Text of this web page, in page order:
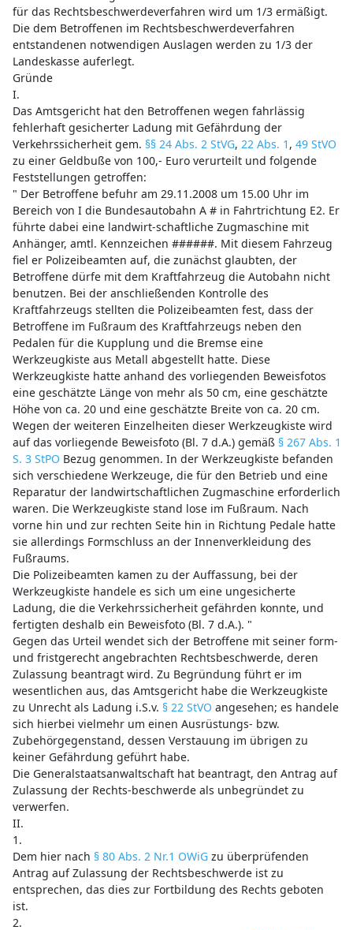
für das Rechtsbeschwerdeverfahren wird um 1/3 ermäßigt.
Die dem Betroffenen im Rechtsbeschwerdeverfahren
entstandenen notwendigen Auslagen werden zu 1/3 der
Landeskasse auferlegt.
Gründe
I.
Das Amtsgericht hat den Betroffenen wegen fahrlässig
fehlerhaft gesicherter Ladung mit Gefährdung der
Verkehrssicherheit gem. §§ 24 Abs. 2 StVG, 22 Abs. 1 , 49 StVO
zu einer Geldbuße von 100,- Euro verurteilt und folgende
Feststellungen getroffen:
" Der Betroffene befuhr am 29.11.2008 um 15.00 Uhr im
Bereich von I die Bundesautobahn A # in Fahrtrichtung E2. Er
führte dabei eine landwirt-schaftliche Zugmaschine mit
Anhänger, amtl. Kennzeichen ######. Mit diesem Fahrzeug
fiel er Polizeibeamten auf, die zunächst glaubten, der
Betroffene dürfe mit dem Kraftfahrzeug die Autobahn nicht
benutzen. Bei der anschließenden Kontrolle des
Kraftfahrzeugs stellten die Polizeibeamten fest, dass der
Betroffene im Fußraum des Kraftfahrzeugs neben den
Pedalen für die Kupplung und die Bremse eine
Werkzeugkiste aus Metall abgestellt hatte. Diese
Werkzeugkiste hatte anhand des vorliegenden Beweisfotos
eine geschätzte Länge von mehr als 50 cm, eine geschätzte
Höhe von ca. 20 und eine geschätzte Breite von ca. 20 cm.
Wegen der weiteren Einzelheiten dieser Werkzeugkiste wird
auf das vorliegende Beweisfoto (Bl. 7 d.A.) gemäß § 267 Abs. 1
S. 3 StPO Bezug genommen. In der Werkzeugkiste befanden
sich verschiedene Werkzeuge, die für den Betrieb und eine
Reparatur der landwirtschaftlichen Zugmaschine erforderlich
waren. Die Werkzeugkiste stand lose im Fußraum. Nach
vorne hin und zur rechten Seite hin in Richtung Pedale hatte
sie allerdings Formschluss an der Innenverkleidung des
Fußraums.
Die Polizeibeamten kamen zu der Auffassung, bei der
Werkzeugkiste handele es sich um eine ungesicherte
Ladung, die die Verkehrssicherheit gefährden konnte, und
fertigten deshalb ein Beweisfoto (Bl. 7 d.A.). "
Gegen das Urteil wendet sich der Betroffene mit seiner form-
und fristgerecht angebrachten Rechtsbeschwerde, deren
Zulassung beantragt wird. Zu Begründung führt er im
wesentlichen aus, das Amtsgericht habe die Werkzeugkiste
zu Unrecht als Ladung i.S.v. § 22 StVO angesehen; es handele
sich hierbei vielmehr um einen Ausrüstungs- bzw.
Zubehörgegenstand, dessen Verstauung im übrigen zu
keiner Gefährdung geführt habe.
Die Generalstaatsanwaltschaft hat beantragt, den Antrag auf
Zulassung der Rechts-beschwerde als unbegründet zu
verwerfen.
II.
1.
Dem hier nach § 80 Abs. 2 Nr.1 OWiGzu überprüfenden
Antrag auf Zulassung der Rechtsbeschwerde ist zu
entsprechen, das dies zur Fortbildung des Rechts geboten
ist.
2.